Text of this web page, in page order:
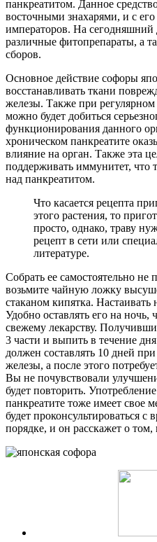
панкреатитом. Данное
восточными знахарями, и с
императоров. На сегодняшний
различные фитопрепараты, а
сборов.
Основное действие софоры
восстанавливать ткани
железы. Также при
можно будет добиться
функционирования данного
хроническом панкреатите
влияние на орган. Также эта
поддерживать иммунитет, что
над панкреатитом.
Что касается рецепта
этого растения, то
просто, однако, траву
рецепт в сети или
литературе.
Собрать ее самостоятельно не
возьмите чайную ложку
стаканом кипятка. Настаивать
Удобно оставлять его на
свежему лекарству.
3 части и выпить в течение
должен составлять 10 дней
железы, а после этого
Вы не почувствовали
будет повторить.
панкреатите тоже имеет свое
будет проконсультироваться
порядке, и он расскажет о